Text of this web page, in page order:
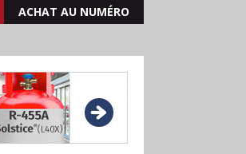
ACHAT AU NUMÉRO